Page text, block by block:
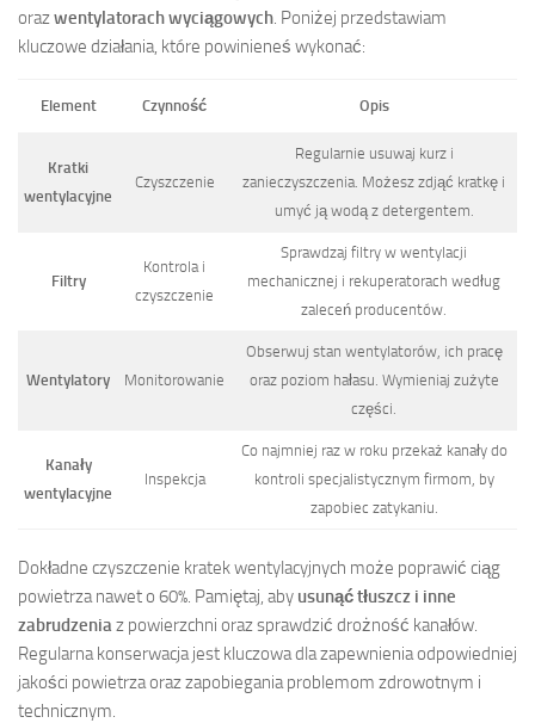
orazwentylatorach wyciągowych. Poniżej przedstawiam
kluczowe działania, które powinieneś wykonać:
Element Czynność Opis
Kratki
wentylacyjne
Czyszczenie
Regularnie usuwaj kurz i
zanieczyszczenia. Możesz zdjąć kratkę i
umyć ją wodą z detergentem.
Filtry
Kontrola i
czyszczenie
Sprawdzaj filtry w wentylacji
mechanicznej i rekuperatorach według
zaleceń producentów.
Wentylatory Monitorowanie
Obserwuj stan wentylatorów, ich pracę
oraz poziom hałasu. Wymieniaj zużyte
części.
Kanały
wentylacyjne
Inspekcja
Co najmniej raz w roku przekaż kanały do
kontroli specjalistycznym firmom, by
zapobiec zatykaniu.
Dokładne czyszczenie kratek wentylacyjnych może poprawić ciąg
powietrza nawet o 60%. Pamiętaj, aby usunąć tłuszcz i inne
zabrudzeniaz powierzchni oraz sprawdzić drożność kanałów.
Regularna konserwacja jest kluczowa dla zapewnienia odpowiedniej
jakości powietrza oraz zapobiegania problemom zdrowotnym i
technicznym.